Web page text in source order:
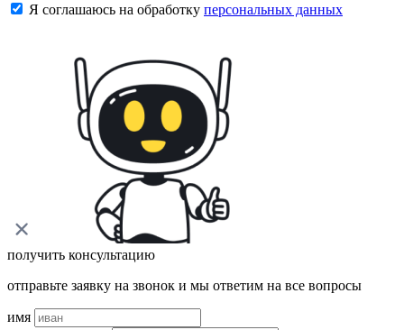
Я соглашаюсь на обработку персональных данных
получить консультацию
отправьте заявку на звонок и мы ответим на все вопросы
имя